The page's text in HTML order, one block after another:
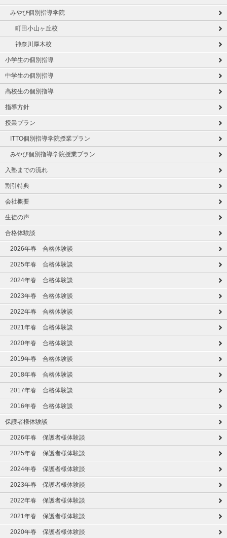
みやび個別指導学院
町田小山ヶ丘校
神奈川厚木校
小学生の個別指導
中学生の個別指導
高校生の個別指導
指導方針
授業プラン
ITTO個別指導学院授業プラン
みやび個別指導学院授業プラン
入塾までの流れ
割引特典
会社概要
生徒の声
合格体験談
2026年春 合格体験談
2025年春 合格体験談
2024年春 合格体験談
2023年春 合格体験談
2022年春 合格体験談
2021年春 合格体験談
2020年春 合格体験談
2019年春 合格体験談
2018年春 合格体験談
2017年春 合格体験談
2016年春 合格体験談
保護者様体験談
2026年春 保護者様体験談
2025年春 保護者様体験談
2024年春 保護者様体験談
2023年春 保護者様体験談
2022年春 保護者様体験談
2021年春 保護者様体験談
2020年春 保護者様体験談